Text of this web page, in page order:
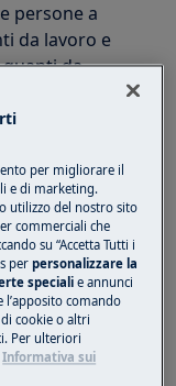
persone a
da lavoro e
da
da tagli
OCULARI
per migliorare il
e di marketing.
utilizzo del nostro sito
commerciali che
su “Accetta Tutti i
perpersonalizzare la
speciali e annunci
comando
di cookie o altri
Per ulteriori
Informativa sui